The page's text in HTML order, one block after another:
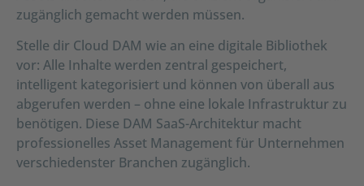
zugänglich gemacht werden müssen.
Stelle dir Cloud DAM wie an eine digitale Bibliothek
vor: Alle Inhalte werden zentral gespeichert,
intelligent kategorisiert und können von überall aus
abgerufen werden – ohne eine lokale Infrastruktur zu
benötigen. Diese DAM SaaS-Architektur macht
professionelles Asset Management für Unternehmen
verschiedenster Branchen zugänglich.